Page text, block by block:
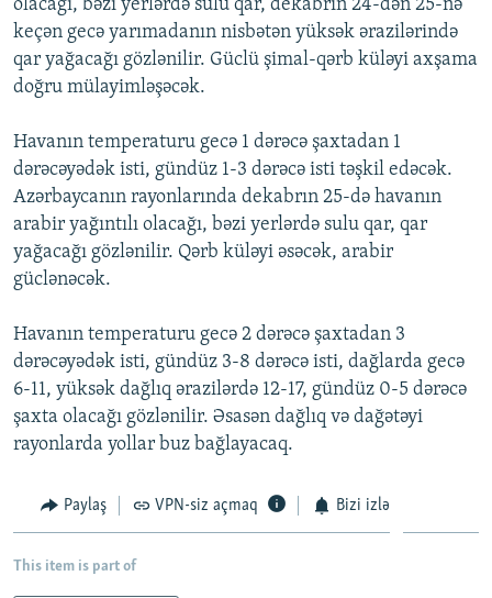
MULTIMEDIA
VIDEO
FOTOQALEREYA
KARIKATURA
RADIO ARXIV
OXU ZALI
İSLAM VƏ DEMOKRATIYA
İZ - MƏDƏNIYYƏT PROQRAMI
HAQQIMIZDA
PEŞƏ ETIKASI VƏ JURNALISTIKA STANDARTLARIMIZ
MATERIALLARIMIZDAN ISTIFADƏ
AZADLIQRADIOSU MOBIL TELEFONUNUZDA
BIZIMLƏ ƏLAQƏ
XƏBƏR BÜLLETENLƏRIMIZ
BIZI IZLƏ
RFE/RL-in bütün saytları
olacağı, bəzi yerlərdə sulu qar, dekabrın 24-dən 25-nə
keçən gecə yarımadanın nisbətən yüksək ərazilərində
qar yağacağı gözlənilir. Güclü şimal-qərb küləyi axşama
doğru mülayimləşəcək.
Havanın temperaturu gecə 1 dərəcə şaxtadan 1
dərəcəyədək isti, gündüz 1-3 dərəcə isti təşkil edəcək.
Azərbaycanın rayonlarında dekabrın 25-də havanın
arabir yağıntılı olacağı, bəzi yerlərdə sulu qar, qar
yağacağı gözlənilir. Qərb küləyi əsəcək, arabir
güclənəcək.
Havanın temperaturu gecə 2 dərəcə şaxtadan 3
dərəcəyədək isti, gündüz 3-8 dərəcə isti, dağlarda gecə
6-11, yüksək dağlıq ərazilərdə 12-17, gündüz 0-5 dərəcə
şaxta olacağı gözlənilir. Əsasən dağlıq və dağətəyi
rayonlarda yollar buz bağlayacaq.
Paylaş VPN-siz açmaq Bizi izlə
This item is part of